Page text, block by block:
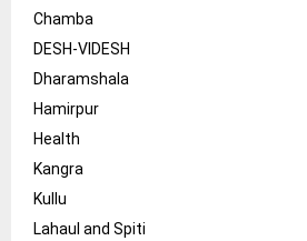
Chamba
DESH-VIDESH
Dharamshala
Hamirpur
Health
Kangra
Kullu
Lahaul and Spiti